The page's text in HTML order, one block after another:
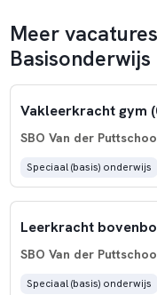
Meer
Basisonderwijs
Vakleerkracht gym
SBO Van der
Speciaal (basis) onderwijs
Leerkracht
SBO Van der
Speciaal (basis) onderwijs